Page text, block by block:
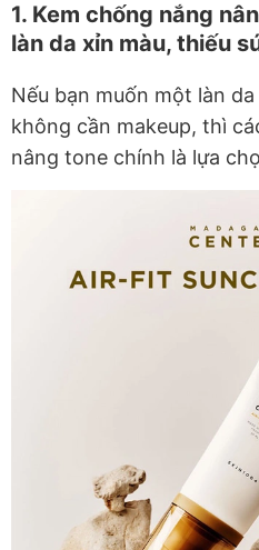
1. Kem chống nắng
làn da xỉn màu, thiếu
Nếu bạn muốn một làn
không cần makeup, thì
nâng tone chính là lựa